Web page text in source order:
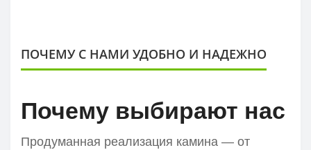
ПОЧЕМУ С НАМИ УДОБНО И НАДЕЖНО
Почему выбирают нас
Продуманная реализация камина — от